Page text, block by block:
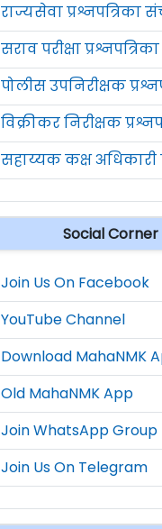
राज्यसेवा प्रश्नपत्रिका
सराव परीक्षा
पोलीस उपनिरीक्षक
Social Corner
Join Us On Facebook
YouTube Channel
Download MahaNMK
Old MahaNMK App
Join WhatsApp Group
Join Us On Telegram